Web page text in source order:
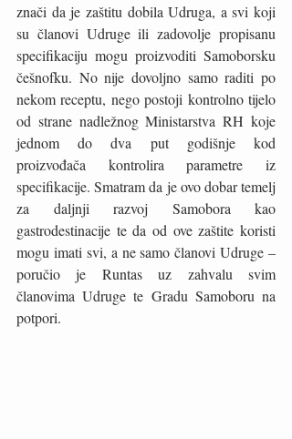
znači da je zaštitu dobila Udruga, a svi koji
su članovi Udruge ili zadovolje propisanu
specifikaciju mogu proizvoditi Samoborsku
češnofku. No nije dovoljno samo raditi po
nekom receptu, nego postoji kontrolno tijelo
od strane nadležnog Ministarstva RH koje
jednom do dva put godišnje kod
proizvođača kontrolira parametre iz
specifikacije. Smatram da je ovo dobar temelj
za daljnji razvoj Samobora kao
gastrodestinacije te da od ove zaštite koristi
mogu imati svi, a ne samo članovi Udruge –
poručio je Runtas uz zahvalu svim
članovima Udruge te Gradu Samoboru na
potpori.